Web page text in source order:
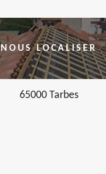
NOUS LOCALISER
65000 Tarbes